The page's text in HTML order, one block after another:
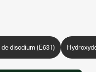
disodium (E631)